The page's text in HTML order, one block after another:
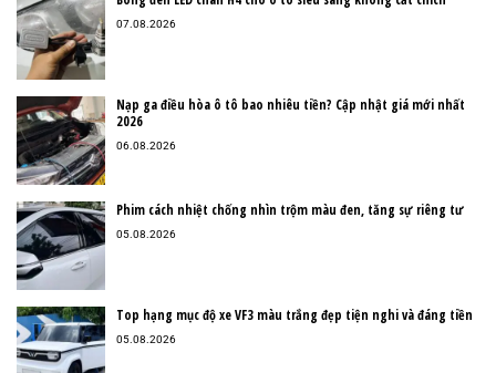
07.08.2026
Nạp ga điều hòa ô tô bao nhiêu tiền? Cập nhật giá mới nhất
2026
06.08.2026
Phim cách nhiệt chống nhìn trộm màu đen, tăng sự riêng tư
05.08.2026
Top hạng mục độ xe VF3 màu trắng đẹp tiện nghi và đáng tiền
05.08.2026